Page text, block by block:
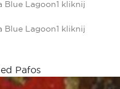
Blue Lagoon1 kliknij
Blue Lagoon1 kliknij
Pafos